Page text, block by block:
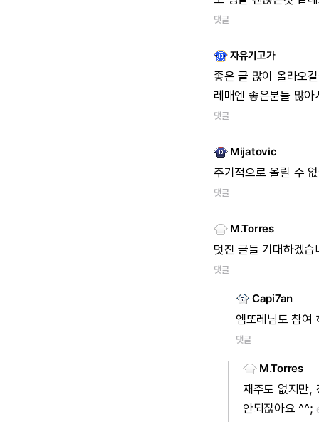
댓글
자유기고가
좋은 글 많이 올라오
레매엔 좋은분들 많아
댓글
Mijatovic
주기적으로 올릴 수
댓글
M.Torres
멋진 글들 기대하겠습
댓글
Capi7an
엠또레님도 참여
댓글
M.Torres
재주도 없지만,
안되잖아요 ^^;